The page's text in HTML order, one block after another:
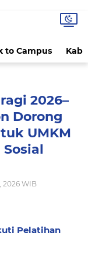
to Campus Kab
2026–
Dorong
UMKM
2026 WIB
Pelatihan